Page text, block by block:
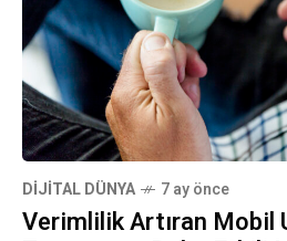
DIJITAL DÜNYA 7 ay önce
Verimlilik Artıran Mobil